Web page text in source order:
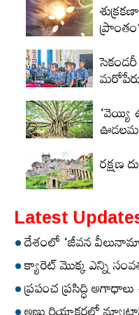
‘వెయ్యి
రక్షణ
Latest
దేశంలో ‘జీవన
క్యారెట్‌ మొక్క ఎన్ని
ప్రపంచ ప్రసిద్ధి